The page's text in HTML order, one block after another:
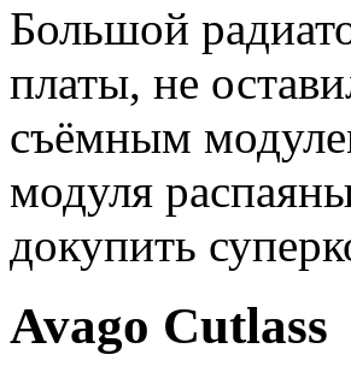
Большой
платы, не
съёмным
модуля
докупить
Avago Cutlass